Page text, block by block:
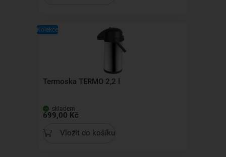
Kolekce
Termoska TERMO 2,2 l
skladem
699,00 Kč
Vložit do košíku